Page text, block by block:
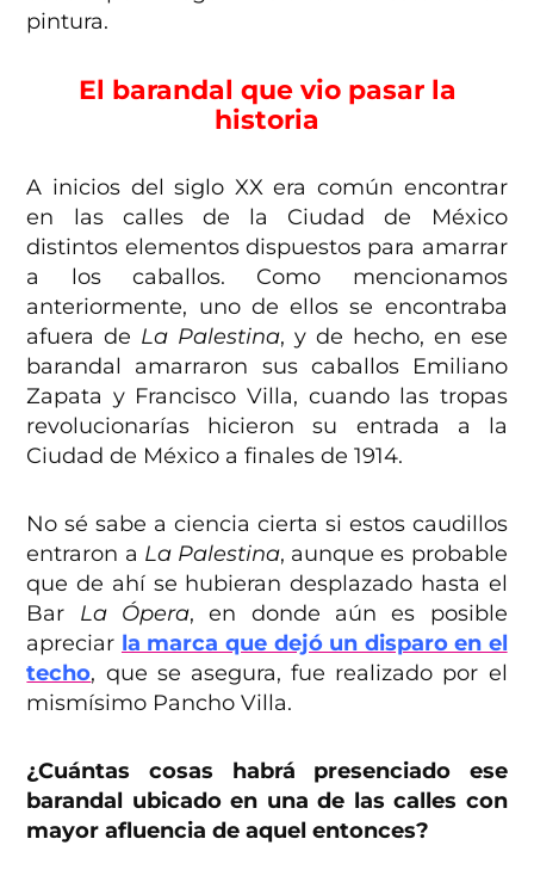
pintura.
El barandal que vio pasar la
historia
A inicios del siglo XX era común encontrar
en las calles de la Ciudad de México
distintos elementos dispuestos para amarrar
a los caballos. Como mencionamos
anteriormente, uno de ellos se encontraba
afuera de La Palestina, y de hecho, en ese
barandal amarraron sus caballos Emiliano
Zapata y Francisco Villa, cuando las tropas
revolucionarías hicieron su entrada a la
Ciudad de México a finales de 1914.
No sé sabe a ciencia cierta si estos caudillos
entraron a La Palestina, aunque es probable
que de ahí se hubieran desplazado hasta el
Bar La Ópera, en donde aún es posible
apreciar la marca que dejó un disparo en el
techo, que se asegura, fue realizado por el
mismísimo Pancho Villa.
¿Cuántas cosas habrá presenciado ese
barandal ubicado en una de las calles con
mayor afluencia de aquel entonces?